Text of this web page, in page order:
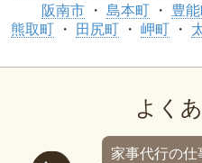
阪南市
島本町 豊
熊取町
田尻町 岬町
よく
家事代行の仕